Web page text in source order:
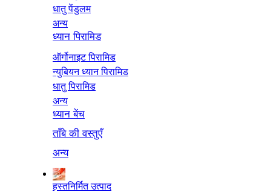
धातु पेंडुलम
अन्य
ध्यान पिरामिड
ऑर्गोनाइट पिरामिड
न्युबियन ध्यान पिरामिड
धातु पिरामिड
अन्य
ध्यान बेंच
ताँबे की वस्तुएँ
अन्य
हस्तनिर्मित उत्पाद